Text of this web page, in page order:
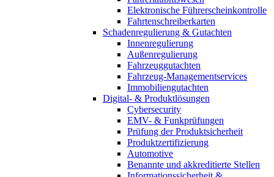
Elektronische Führerscheinkontrolle
Fahrtenschreiberkarten
Schadenregulierung & Gutachten
Innenregulierung
Außenregulierung
Fahrzeuggutachten
Fahrzeug-Managementservices
Immobiliengutachten
Digital- & Produktlösungen
Cybersecurity
EMV- & Funkprüfungen
Prüfung der Produktsicherheit
Produktzertifizierung
Automotive
Benannte und akkreditierte Stellen